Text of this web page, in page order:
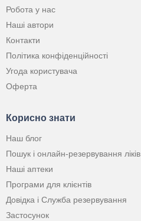
Робота у нас
Наші автори
Контакти
Політика конфіденційності
Угода користувача
Оферта
Корисно знати
Наш блог
Пошук і онлайн-резервування ліків
Наші аптеки
Програми для клієнтів
Довідка і Служба резервування
Застосунок